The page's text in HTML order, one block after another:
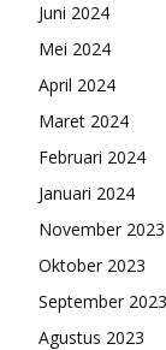
Juni 2024
Mei 2024
April 2024
Maret 2024
Februari 2024
Januari 2024
November 2023
Oktober 2023
September 2023
Agustus 2023